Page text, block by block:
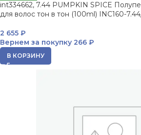
int334662, 7.44 PUMPKIN SPICE
для волос тон в тон (100ml) INC160-
2 655 ₽
Вернем за покупку 266 ₽
В КОРЗИНУ